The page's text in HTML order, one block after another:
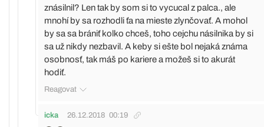
znásilnil? Len tak by som si to vycucal z palca., ale
mnohí by sa rozhodli ťa na mieste zlynčovať. A mohol
by sa sa brániť kolko chceš, toho cejchu násilnika by si
sa už nikdy nezbavil. A keby si ešte bol nejaká známa
osobnosť, tak máš po kariere a možeš si to akurát
hodiť.
Reagovat
icka 26.12.2018 00:19